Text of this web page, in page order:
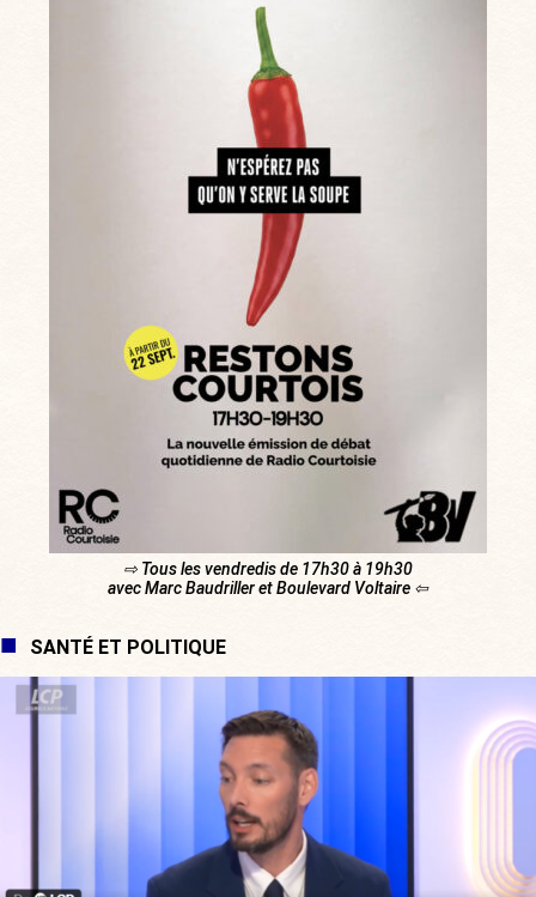
⇨ Tous les vendredis de 17h30 à 19h30
avec Marc Baudriller et Boulevard Voltaire ⇦
SANTÉ ET POLITIQUE